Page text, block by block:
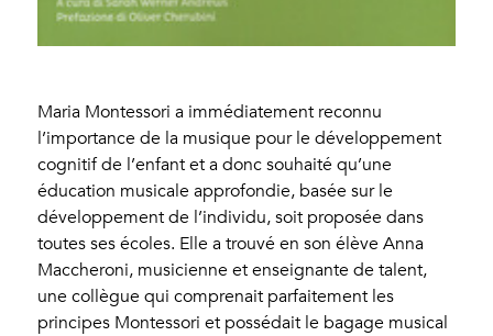
Maria Montessori a immédiatement reconnu
l’importance de la musique pour le développement
cognitif de l’enfant et a donc souhaité qu’une
éducation musicale approfondie, basée sur le
développement de l’individu, soit proposée dans
toutes ses écoles. Elle a trouvé en son élève Anna
Maccheroni, musicienne et enseignante de talent,
une collègue qui comprenait parfaitement les
principes Montessori et possédait le bagage musical